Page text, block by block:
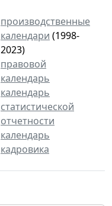
производственные
календари (1998-
2023)
правовой
календарь
календарь
статистической
отчетности
календарь
кадровика